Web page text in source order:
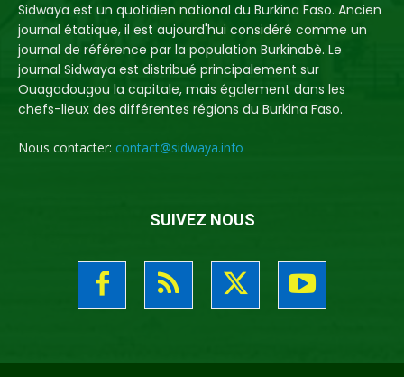
Sidwaya est un quotidien national du Burkina Faso. Ancien
journal étatique, il est aujourd'hui considéré comme un
journal de référence par la population Burkinabè. Le
journal Sidwaya est distribué principalement sur
Ouagadougou la capitale, mais également dans les
chefs-lieux des différentes régions du Burkina Faso.
Nous contacter: contact@sidwaya.info
SUIVEZ NOUS